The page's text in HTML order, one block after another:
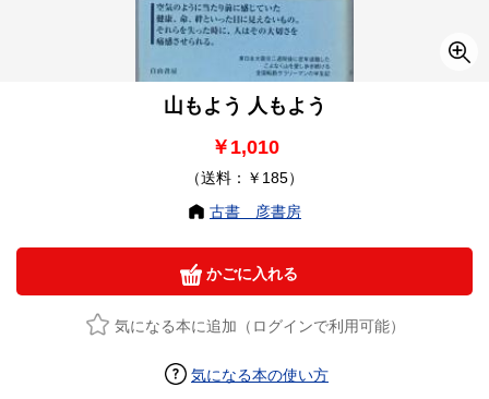
山もよう 人もよう
￥1,010
（送料：￥185）
古書 彦書房
かごに入れる
気になる本に追加（ログインで利用可能）
気になる本の使い方